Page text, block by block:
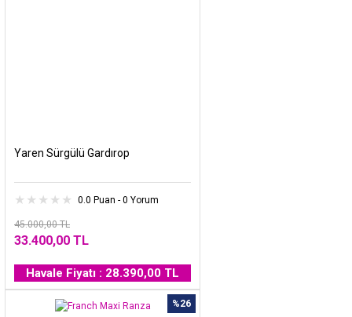
Yaren Sürgülü Gardırop
0.0 Puan - 0 Yorum
45.000,00 TL
33.400,00 TL
Havale Fiyatı : 28.390,00 TL
%26